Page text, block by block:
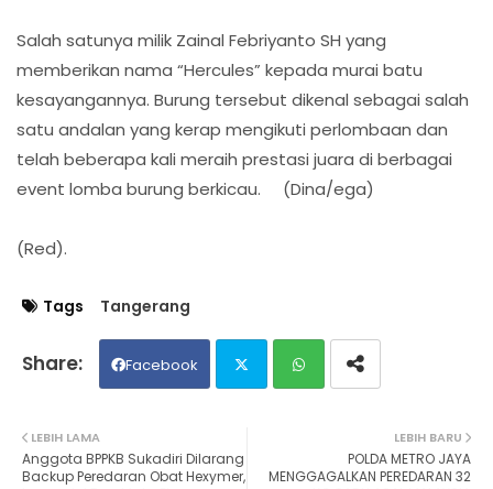
Salah satunya milik Zainal Febriyanto SH yang
memberikan nama “Hercules” kepada murai batu
kesayangannya. Burung tersebut dikenal sebagai salah
satu andalan yang kerap mengikuti perlombaan dan
telah beberapa kali meraih prestasi juara di berbagai
event lomba burung berkicau. (Dina/ega)
(Red).
Tags Tangerang
Facebook
ter
LEBIH BARU
POLDA METRO JAYA
MENGGAGALKAN PEREDARAN 32
LEBIH LAMA
Anggota BPPKB Sukadiri Dilarang
Backup Peredaran Obat Hexymer,